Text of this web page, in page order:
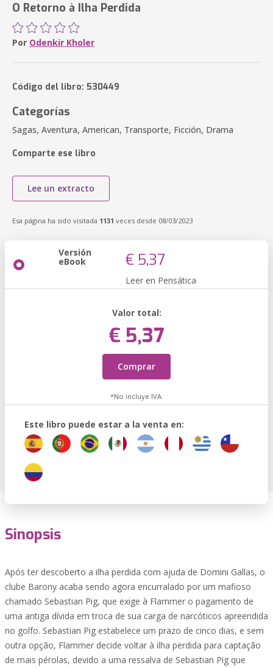
O Retorno à Ilha Perdida
Por Odenkir Kholer
Código del libro: 530449
Categorías
Sagas, Aventura, American, Transporte, Ficción, Drama
Comparte ese libro
Lee un extracto
Esa página ha sido visitada 1131 veces desde 08/03/2023
Versión
eBook € 5,37
Leer en Pensática
Valor total:
€ 5,37
Comprar
*No incluye IVA.
Este libro puede estar a la venta en:
Sinopsis
Após ter descoberto a ilha perdida com ajuda de Domini Gallas, o
clube Barony acaba sendo agora encurralado por um mafioso
chamado Sebastian Pig, que exige à Flammer o pagamento de
uma antiga dívida em troca de sua carga de narcóticos apreendida
no golfo. Sebastian Pig estabelece um prazo de cinco dias, e sem
outra opção, Flammer decide voltar à ilha perdida para captação
de mais pérolas, devido a uma ressalva de Sebastian Pig que